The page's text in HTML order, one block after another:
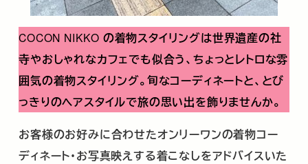
COCON NIKKO の着物スタイリングは世界遺産の社
寺やおしゃれなカフェでも似合う、ちょっとレトロな雰
囲気の着物スタイリング。旬なコーディネートと、とび
っきりのヘアスタイルで旅の思い出を飾りませんか。
お客様のお好みに合わせたオンリーワンの着物コー
ディネート・お写真映えする着こなしをアドバイスいた